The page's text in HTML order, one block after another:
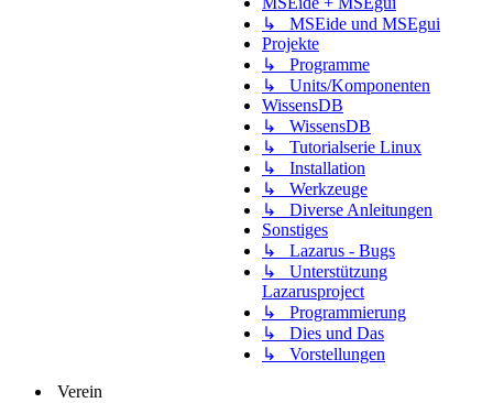
↳ MSEide und MSEgui
Projekte
↳ Programme
↳ Units/Komponenten
WissensDB
↳ WissensDB
↳ Tutorialserie Linux
↳ Installation
↳ Werkzeuge
↳ Diverse Anleitungen
Sonstiges
↳ Lazarus - Bugs
↳ Unterstützung
Lazarusproject
↳ Programmierung
↳ Dies und Das
↳ Vorstellungen
Verein